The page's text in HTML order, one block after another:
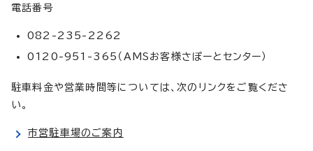
電話番号
082-235-2262
0120-951-365（AMSお客様さぽーとセンター）
駐車料金や営業時間等については、次のリンクをご覧くださ
い。
市営駐車場のご案内